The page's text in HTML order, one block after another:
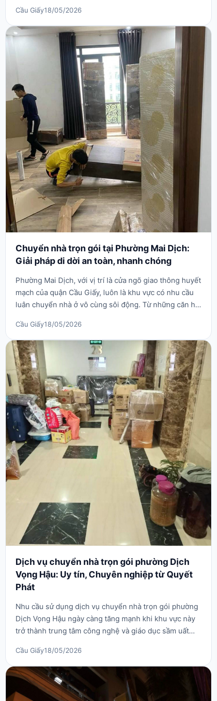
đổi nơi ở tại đây luôn đòi hỏi một kế hoạch tỉ mỉ, từ
khâu đóng gói đến việc lựa chọn phương tiện di
chuyển sao cho phù hợp với đặc thù giao t...
Cầu Giấy18/05/2026
Chuyển nhà trọn gói tại Phường Mai Dịch:
Giải pháp di dời an toàn, nhanh chóng
Phường Mai Dịch, với vị trí là cửa ngõ giao thông huyết
mạch của quận Cầu Giấy, luôn là khu vực có nhu cầu
luân chuyển nhà ở vô cùng sôi động. Từ những căn hộ
đội lâu đời và hệ thống phòng trọ sinh viên dày đặc,
việc di chuyển đồ đạc tại đây đòi hỏi sự am hiểu kỹ
lưỡng về địa hình cũng như lịch tr...
Cầu Giấy18/05/2026
Dịch vụ chuyển nhà trọn gói phường Dịch
Vọng Hậu: Uy tín, Chuyên nghiệp từ Quyết
Phát
Nhu cầu sử dụng dịch vụ chuyển nhà trọn gói phường
Dịch Vọng Hậu ngày càng tăng mạnh khi khu vực này
trở thành trung tâm công nghệ và giáo dục sầm uất
tập trung các tòa nhà văn phòng lớn mà còn sở hữu
nhiều khu chung cư hiện đại và các con ngõ dân sinh
đông đúc. Việc tự vận chuyển đồ đạc tại đây gặp...
Cầu Giấy18/05/2026